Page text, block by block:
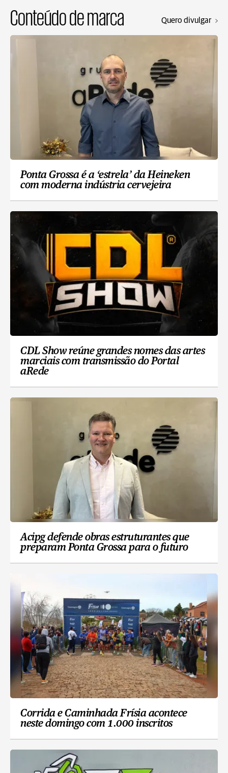
Conteúdo de marca Quero divulgar
Ponta Grossa é a ‘estrela’ da Heineken
com moderna indústria cervejeira
CDL Show reúne grandes nomes das artes
marciais com transmissão do Portal
aRede
Acipg defende obras estruturantes que
preparam Ponta Grossa para o futuro
Corrida e Caminhada Frísia acontece
neste domingo com 1.000 inscritos